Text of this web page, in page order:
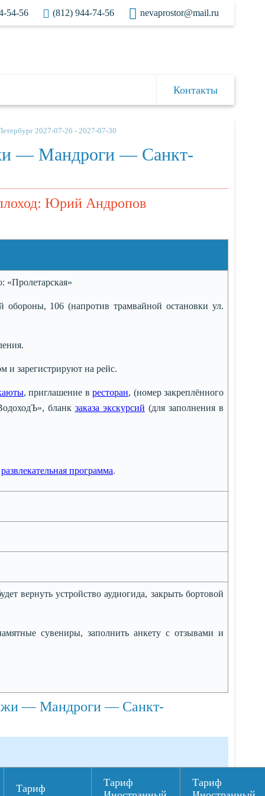
54-56 (812) 944-74-56 nevaprostor@mail.ru
Контакты
2027-07-26 - 2027-07-30
— Мандроги — Санкт-
Юрий Андропов
«Пролетарская»
обороны, 106 (напротив трамвайной остановки ул.
и зарегистрируют на рейс.
, приглашение вресторан, (номер закреплённого
бланк заказа экскурсий (для заполнения в
развлекательная программа.
вернуть устройство аудиогида, закрыть бортовой
сувениры, заполнить анкету с отзывами и
— Мандроги — Санкт-
Тариф
Тариф
Тариф